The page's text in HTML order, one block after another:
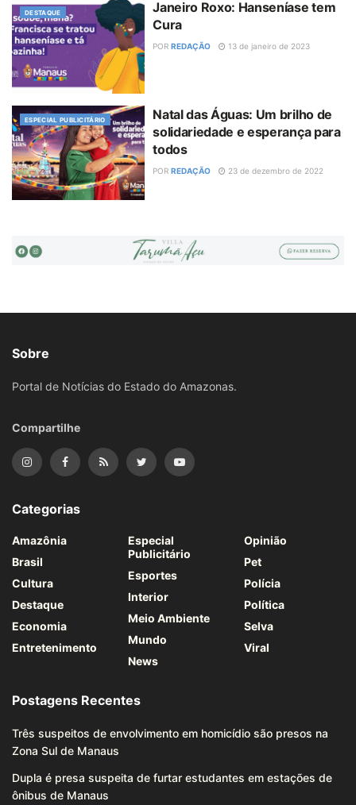
DESTAQUE
Janeiro Roxo: Hanseníase tem
Cura
POR REDAÇÃO 13 de janeiro de 2023
ESPECIAL PUBLICITÁRIO
Natal das Águas: Um brilho de
solidariedade e esperança para
todos
POR REDAÇÃO 23 de dezembro de 2022
Sobre
Portal de Notícias do Estado do Amazonas.
Compartilhe
Categorias
Amazônia
Brasil
Cultura
Destaque
Economia
Entretenimento
Especial
Publicitário
Esportes
Interior
Meio Ambiente
Mundo
News
Opinião
Pet
Polícia
Política
Selva
Viral
Postagens Recentes
Três suspeitos de envolvimento em homicídio são presos na
Zona Sul de Manaus
Dupla é presa suspeita de furtar estudantes em estações de
ônibus de Manaus